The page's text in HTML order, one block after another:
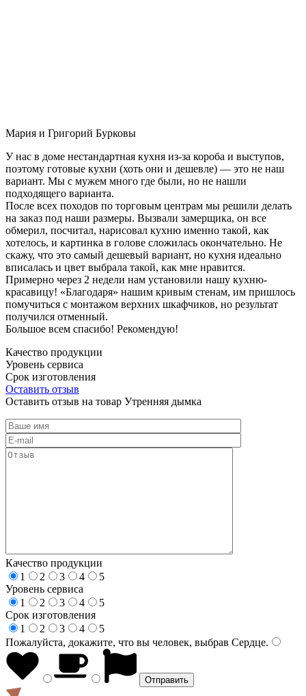
Мария и Григорий Бурковы
У нас в доме нестандартная кухня из-за короба и выступов,
поэтому готовые кухни (хоть они и дешевле) — это не наш
вариант. Мы с мужем много где были, но не нашли
подходящего варианта.
После всех походов по торговым центрам мы решили делать
на заказ под наши размеры. Вызвали замерщика, он все
обмерил, посчитал, нарисовал кухню именно такой, как
хотелось, и картинка в голове сложилась окончательно. Не
скажу, что это самый дешевый вариант, но кухня идеально
вписалась и цвет выбрала такой, как мне нравится.
Примерно через 2 недели нам установили нашу кухню-
красавицу! «Благодаря» нашим кривым стенам, им пришлось
помучиться с монтажом верхних шкафчиков, но результат
получился отменный.
Большое всем спасибо! Рекомендую!
Качество продукции
Уровень сервиса
Срок изготовления
Оставить отзыв
Оставить отзыв на товар Утренняя дымка
Качество продукции
1
2 3 4
5
Уровень сервиса
1
2 3 4
5
Срок изготовления
1
2 3 4
5
Пожалуйста, докажите, что вы человек, выбрав Сердце.